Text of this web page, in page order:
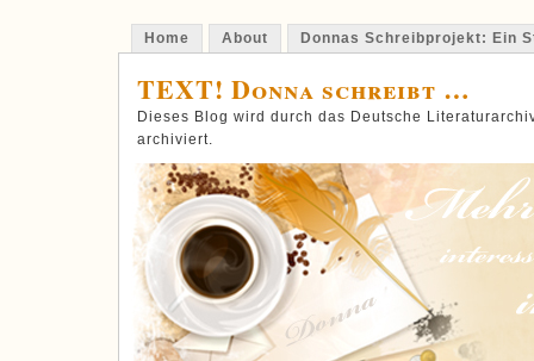
Home About Donnas Schreibprojekt: Ein
TEXT! Donna schreibt …
Dieses Blog wird durch das Deutsche
archiviert.